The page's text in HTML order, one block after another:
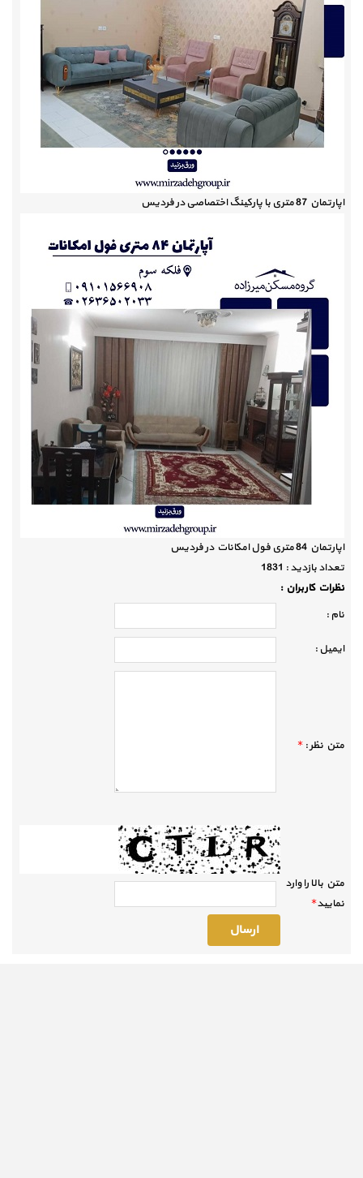
اپارتمان 87 متری با پارکینگ اختصاصی در فردیس
اپارتمان 84 متری فول امکانات در فردیس
تعداد بازديد : 1831
نظرات كاربران :
نام :
ايميل :
متن نظر :*
متن بالا را وارد
نماييد*